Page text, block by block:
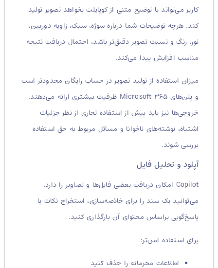
کاربر می‌تواند با توضیح متنی از کوپایلت بخواهد تصویر تولید
کند. هرچه توضیحات شما درباره سوژه، سبک، زاویه دوربین،
نور، رنگ و نسبت تصویر دقیق‌تر باشد، احتمال دریافت نتیجه
مناسب افزایش پیدا می‌کند.
میزان استفاده از تولید تصویر در حساب رایگان محدودتر است
و پلن‌های Microsoft ۳۶۵ ظرفیت بیشتری ارائه می‌دهند.
خروجی‌ها نیز باید پیش از استفاده تجاری از نظر جزئیات
اشتباه، نوشته‌های ناخوانا و مسائل مربوط به حق استفاده
بررسی شوند.
آپلود و تحلیل فایل
Copilot امکان دریافت بعضی فایل‌ها و تصاویر را دارد.
می‌توانید یک سند را برای خلاصه‌سازی، استخراج نکات یا
پاسخ‌گویی براساس محتوای آن بارگذاری کنید.
برای استفاده امن‌تر:
اطلاعات محرمانه را حذف کنید